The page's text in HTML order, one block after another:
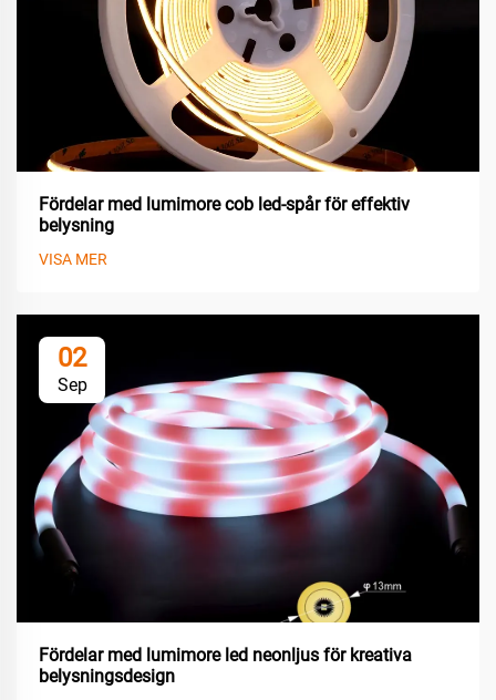
Fördelar med lumimore cob led-spår för effektiv
belysning
VISA MER
02
Sep
Fördelar med lumimore led neonljus för kreativa
belysningsdesign